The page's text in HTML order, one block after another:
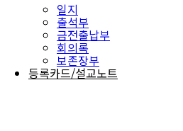
일지
출석부
금전출납부
회의록
보존장부
등록카드/설교노트